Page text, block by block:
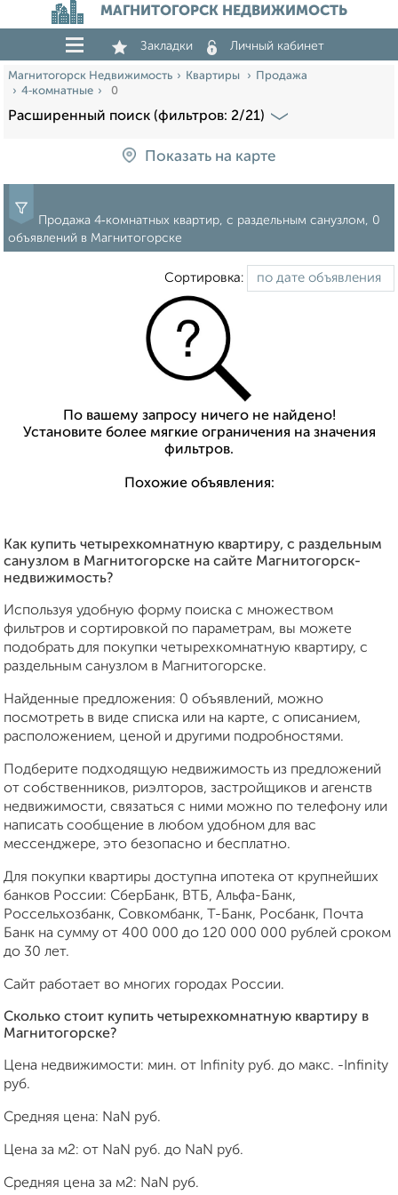
МАГНИТОГОРСК НЕДВИЖИМОСТЬ
Закладки Личный кабинет
Магнитогорск Недвижимость Квартиры
Продажа
4‑комнатные
0
Расширенный поиск (фильтров: 2/21)
Показать на карте
Продажа 4‑комнатных квартир, с раздельным санузлом, 0
объявлений в Магнитогорске
Сортировка:
По вашему запросу ничего не найдено!
Установите более мягкие ограничения на значения
фильтров.
Похожие объявления:
Как купить четырехкомнатную квартиру, с раздельным
санузлом в Магнитогорске на сайте Магнитогорск-
недвижимость?
Используя удобную форму поиска с множеством
фильтров и сортировкой по параметрам, вы можете
подобрать для покупки четырехкомнатную квартиру, с
раздельным санузлом в Магнитогорске.
Найденные предложения: 0 объявлений, можно
посмотреть в виде списка или на карте, с описанием,
расположением, ценой и другими подробностями.
Подберите подходящую недвижимость из предложений
от собственников, риэлторов, застройщиков и агенств
недвижимости, связаться с ними можно по телефону или
написать сообщение в любом удобном для вас
мессенджере, это безопасно и бесплатно.
Для покупки квартиры доступна ипотека от крупнейших
банков России: СберБанк, ВТБ, Альфа-Банк,
Россельхозбанк, Совкомбанк, Т-Банк, Росбанк, Почта
Банк на сумму от 400 000 до 120 000 000 рублей сроком
до 30 лет.
Сайт работает во многих городах России.
Сколько стоит купить четырехкомнатную квартиру в
Магнитогорске?
Цена недвижимости: мин. от Infinity руб. до макс. -Infinity
руб.
Средняя цена: NaN руб.
Цена за м2: от NaN руб. до NaN руб.
Средняя цена за м2: NaN руб.